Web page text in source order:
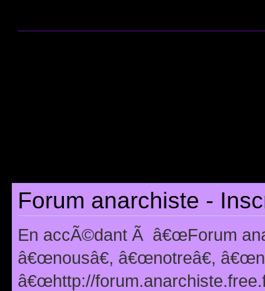
Forum anarchiste -
En accÃ©dant Ã â€œForum
â€œnousâ€, â€œnotreâ€,
â€œhttp://